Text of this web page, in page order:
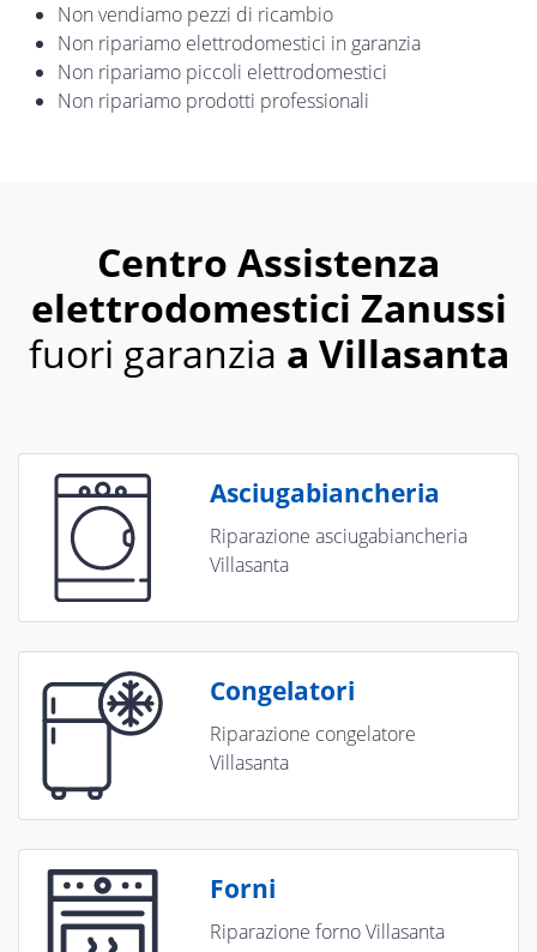
Non vendiamo pezzi di ricambio
Non ripariamo elettrodomestici in garanzia
Non ripariamo piccoli elettrodomestici
Non ripariamo prodotti professionali
Centro Assistenza
elettrodomestici Zanussi
fuori garanzia a Villasanta
Asciugabiancheria
Riparazione asciugabiancheria
Villasanta
Congelatori
Riparazione congelatore
Villasanta
Forni
Riparazione forno Villasanta